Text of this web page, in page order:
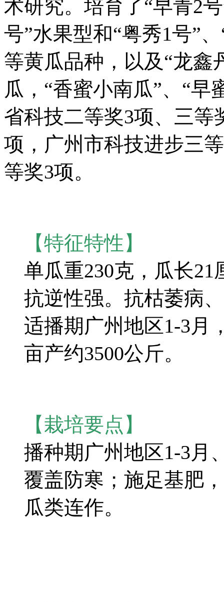
术研究。培育了“早青2
号”水果型和“粤秀1号”
等黄瓜品种，以及“龙鑫
瓜，“香蜜小南瓜”、“早
省科技二等奖3项、三等
项，广州市科技进步三
等奖3项。
【特征特性】
单瓜重230克，瓜长
抗逆性强。抗枯萎病
适播期广州地区1-3月
亩产约3500公斤。
【栽培要点】
播种期广州地区1-3月
覆盖防寒；施足基肥
瓜类连作。